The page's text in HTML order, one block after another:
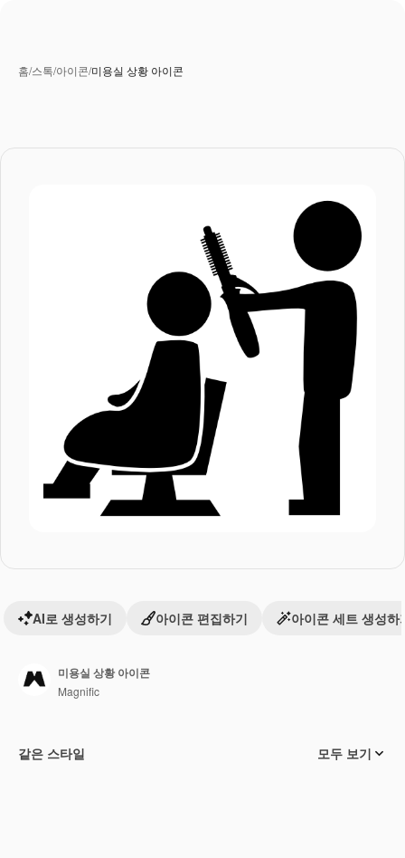
홈/스톡/아이콘/미용실 상황 아이콘
AI로 생성하기 아이콘 편집하기 아이콘 세트 생성하
미용실 상황 아이콘
Magnific
같은 스타일 모두 보기